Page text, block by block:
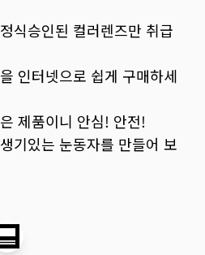
식승인된 컬러렌즈만 취급
인터넷으로 쉽게 구매하세
제품이니 안심! 안전!
기있는 눈동자를 만들어 보